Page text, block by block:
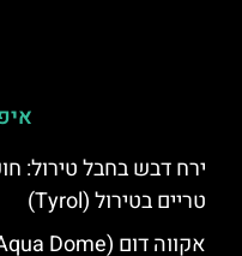
ירח דבש בחבל טירול:
טריים בטירול (Tyrol)